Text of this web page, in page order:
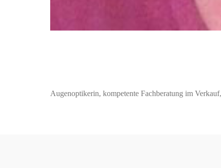
Augenoptikerin, kompetente Fachberatung im